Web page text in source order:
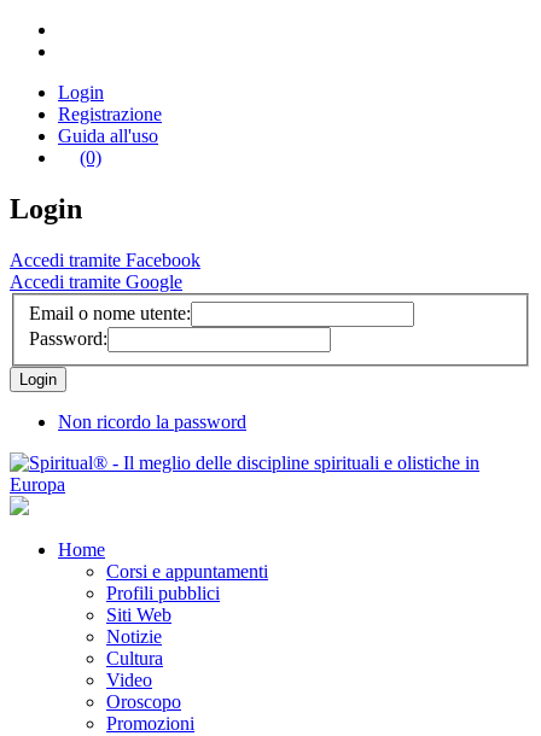
Login
Registrazione
Guida all'uso
(0)
Login
Accedi tramite Facebook
Accedi tramite Google
Email o nome utente:
Password:
Non ricordo la password
Home
Corsi e appuntamenti
Profili pubblici
Siti Web
Notizie
Cultura
Video
Oroscopo
Promozioni